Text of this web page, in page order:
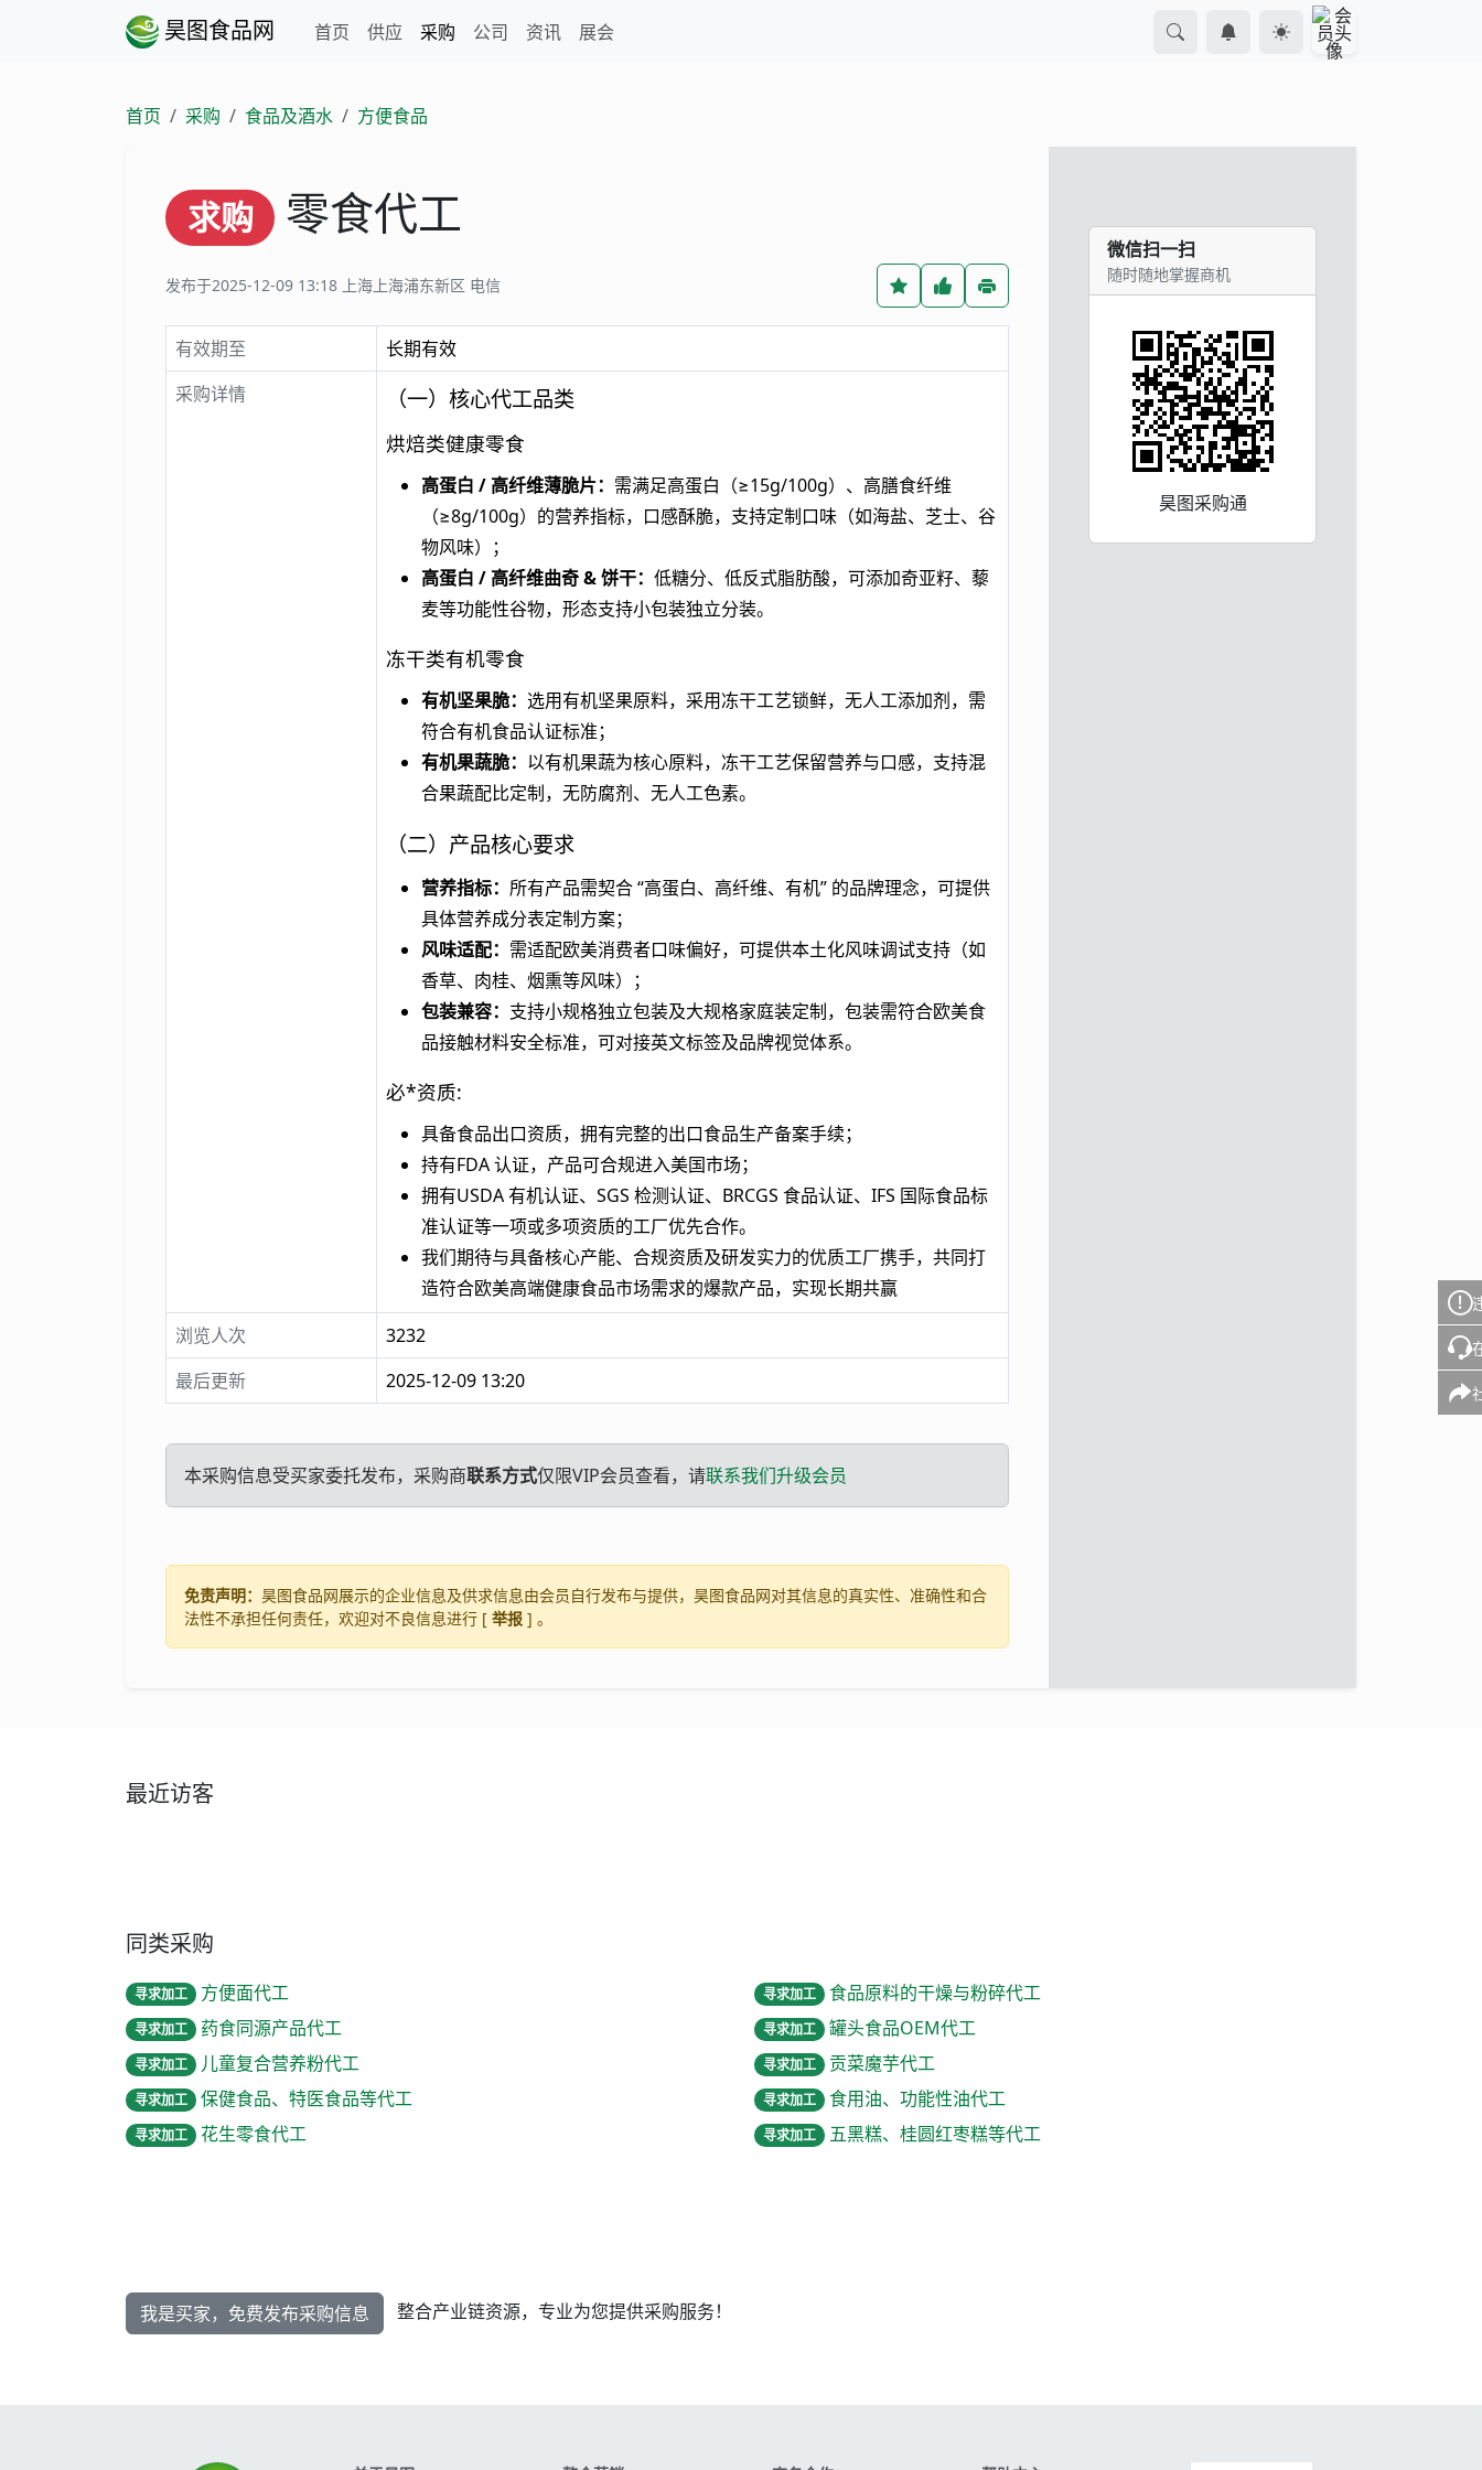
昊图食品网 首页 供应 采购 公司 资讯 展会
首页 采购 食品及酒水 方便食品
求购 零食代工
发布于2025-12-09 13:18 上海上海浦东新区 电信
有效期至
长期有效
采购详情
（一）核心代工品类
烘焙类健康零食
高蛋白 / 高纤维薄脆片： 需满足高蛋白（≥15g/100g）、高膳食纤维
（≥8g/100g）的营养指标，口感酥脆，支持定制口味（如海盐、芝士、谷
物风味）；
高蛋白 / 高纤维曲奇 & 饼干： 低糖分、低反式脂肪酸，可添加奇亚籽、藜
麦等功能性谷物，形态支持小包装独立分装。
冻干类有机零食
有机坚果脆： 选用有机坚果原料，采用冻干工艺锁鲜，无人工添加剂，需
符合有机食品认证标准；
有机果蔬脆： 以有机果蔬为核心原料，冻干工艺保留营养与口感，支持混
合果蔬配比定制，无防腐剂、无人工色素。
（二）产品核心要求
营养指标： 所有产品需契合 “高蛋白、高纤维、有机” 的品牌理念，可提供
具体营养成分表定制方案；
风味适配： 需适配欧美消费者口味偏好，可提供本土化风味调试支持（如
香草、肉桂、烟熏等风味）；
包装兼容： 支持小规格独立包装及大规格家庭装定制，包装需符合欧美食
品接触材料安全标准，可对接英文标签及品牌视觉体系。
必*资质:
具备食品出口资质，拥有完整的出口食品生产备案手续；
持有FDA 认证，产品可合规进入美国市场；
拥有USDA 有机认证、SGS 检测认证、BRCGS 食品认证、IFS 国际食品标
准认证等一项或多项资质的工厂优先合作。
我们期待与具备核心产能、合规资质及研发实力的优质工厂携手，共同打
造符合欧美高端健康食品市场需求的爆款产品，实现长期共赢
浏览人次
3232
最后更新
2025-12-09 13:20
本采购信息受买家委托发布，采购商联系方式仅限VIP会员查看，请联系我们升级会员
免责声明： 昊图食品网展示的企业信息及供求信息由会员自行发布与提供，昊图食品网对其信息的真实性、准确性和合
法性不承担任何责任，欢迎对不良信息进行 [ 举报 ] 。
微信扫一扫
随时随地掌握商机
昊图采购通
最近访客
同类采购
寻求加工 方便面代工 寻求加工 食品原料的干燥与粉碎代工
寻求加工 药食同源产品代工 寻求加工 罐头食品OEM代工
寻求加工 儿童复合营养粉代工 寻求加工 贡菜魔芋代工
寻求加工 保健食品、特医食品等代工 寻求加工 食用油、功能性油代工
寻求加工 花生零食代工 寻求加工 五黑糕、桂圆红枣糕等代工
我是买家，免费发布采购信息 整合产业链资源，专业为您提供采购服务！